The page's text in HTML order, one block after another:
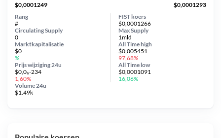
$0,0001249
$0,0001293
FIST koers
$0,0001266
Circulating Supply
0
Prijs wijziging 24u
$0,0₆-234
1,60%
Max Supply
1mld
Marktkapitalisatie
$0
%
Volume 24u
$1.49k
Rang
#
All Timehigh
$0,005451
97,68%
All Time low
$0,0001091
16,06%